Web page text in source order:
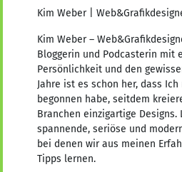
Kim Weber |
Kim Weber –
Bloggerin und Podcasterin mit
Persönlichkeit und den
Jahre ist es schon her, dass
begonnen habe, seitdem
Branchen einzigartige Designs.
spannende, seriöse und
bei denen wir aus meinen
Tipps lernen.